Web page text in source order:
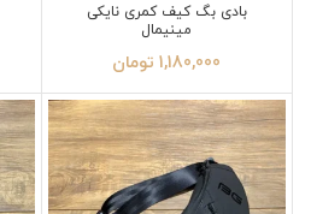
بادی بگ کیف کمری نایکی
مینیمال
1,180,000 تومان